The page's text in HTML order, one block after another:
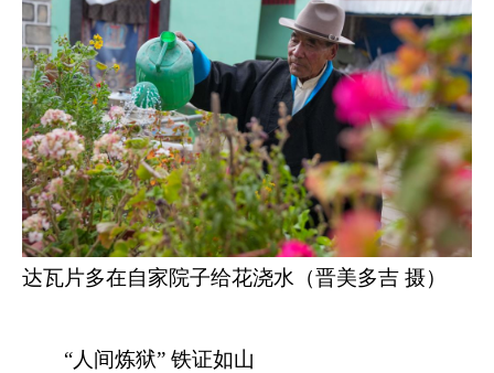
达瓦片多在自家院子给花浇水（晋美多吉 摄）
“人间炼狱” 铁证如山